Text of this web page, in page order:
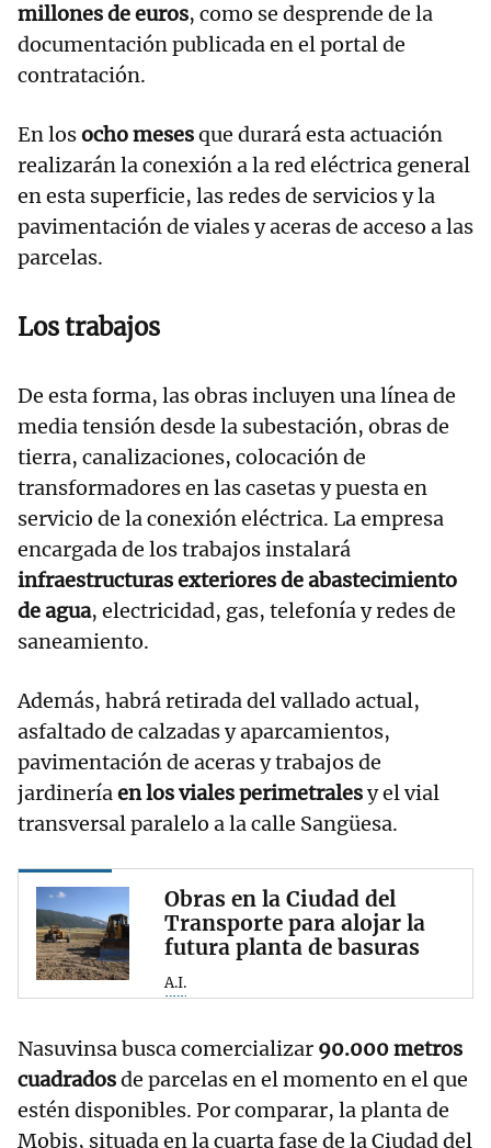
millones de euros, como se desprende de la
documentación publicada en el portal de
contratación.
En losocho mesesque durará esta actuación
realizarán la conexión a la red eléctrica general
en esta superficie, las redes de servicios y la
pavimentación de viales y aceras de acceso a las
parcelas.
Los trabajos
De esta forma, las obras incluyen una línea de
media tensión desde la subestación, obras de
tierra, canalizaciones, colocación de
transformadores en las casetas y puesta en
servicio de la conexión eléctrica. La empresa
encargada de los trabajos instalará
infraestructuras exteriores de abastecimiento
de agua, electricidad, gas, telefonía y redes de
saneamiento.
Además, habrá retirada del vallado actual,
asfaltado de calzadas y aparcamientos,
pavimentación de aceras y trabajos de
jardineríaen los viales perimetralesy el vial
transversal paralelo a la calle Sangüesa.
Obras en la Ciudad del
Transporte para alojar la
futura planta de basuras
A.I.
Nasuvinsa busca comercializar 90.000 metros
cuadradosde parcelas en el momento en el que
estén disponibles. Por comparar, la planta de
Mobis, situada en la cuarta fase de la Ciudad del